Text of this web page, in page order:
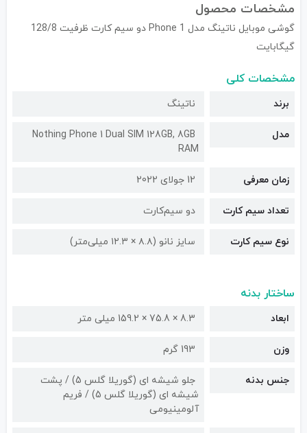
مشخصات محصول
گوشی موبایل ناتینگ مدل Phone 1 دو سیم کارت ظرفیت 128/8
گیگابایت
مشخصات کلی
برند ناتینگ
مدل
Nothing Phone 1 Dual SIM 128GB, 8GB
RAM
زمان معرفی 12 جولای 2022
تعداد سیم کارت دو سیم‌کارت
نوع سیم کارت سایز نانو (۸.۸ × ۱۲.۳ میلی‌متر)
ساختار بدنه
ابعاد 8.3 × 75.8 × 159.2 میلی متر
وزن 193 گرم
جنس بدنه
جلو شیشه ای (گوریلا گلس 5) / پشت
شیشه ای (گوریلا گلس 5) / فریم
آلومینیومی